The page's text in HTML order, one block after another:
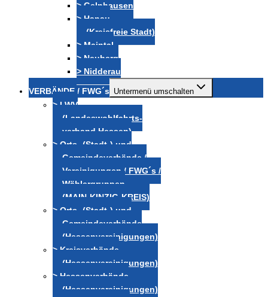
> Gelnhausen
> Hanau
(Kreisfreie Stadt)
> Maintal
> Neuberg
> Nidderau
VERBÄNDE / FWG´s Untermenü umschalten
> LWV
(Landeswohlfahrts-
verband Hessen)
> Orts- (Stadt-) und
Gemeindeverbände /
Vereinigungen / FWG´s /
Wählergruppen
(MAIN-KINZIG-KREIS)
> Orts- (Stadt-) und
Gemeindeverbände
(Hessenvereinigungen)
> Kreisverbände
(Hessenvereinigungen)
> Hessenverbände
(Hessenvereinigungen)